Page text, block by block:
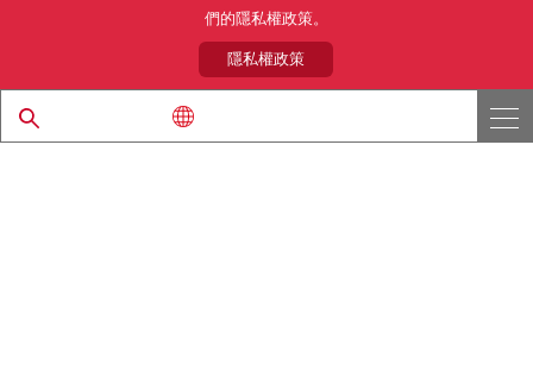
關於本公司產品銷售之標準條款(PDF)
© 1997 - 2026 ROHM CO., LTD. ALL RIGHTS RESERVED.
們的隱私權政策。
隱私權政策